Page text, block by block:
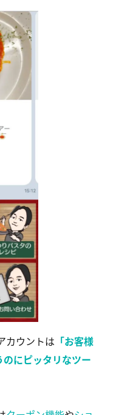
カウントは 「お客様
にピッタリなツー